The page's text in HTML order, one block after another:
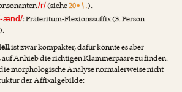
/r/(siehe20•۱.).
ænd/: Präteritum-Flexionssuffix (3. Person
ist zwar kompakter, dafür könnte es aber
Anhieb die richtigen Klammerpaare zu finden.
morphologische Analyse normalerweise nicht
der Affixalgebilde: